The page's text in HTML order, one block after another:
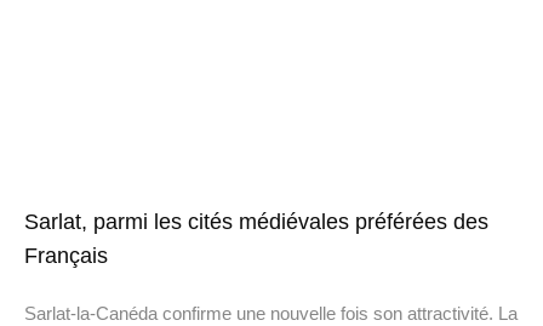
Sarlat, parmi les cités médiévales préférées des
Français
Sarlat-la-Canéda confirme une nouvelle fois son attractivité. La